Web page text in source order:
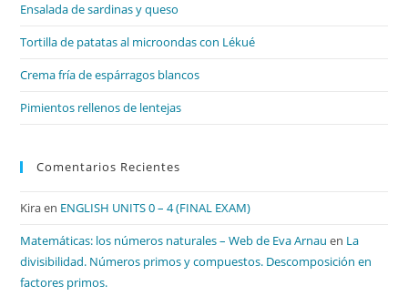
Ensalada de sardinas y queso
Tortilla de patatas al microondas con Lékué
Crema fría de espárragos blancos
Pimientos rellenos de lentejas
Comentarios Recientes
Kiraen ENGLISH UNITS 0 – 4 (FINAL EXAM)
Matemáticas: los números naturales – Web de Eva Arnau en La
divisibilidad. Números primos y compuestos. Descomposición en
factores primos.